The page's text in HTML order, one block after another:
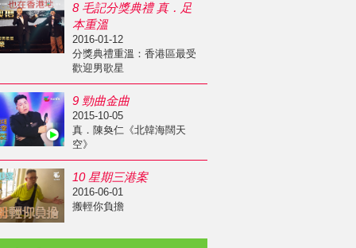
8 毛記分獎典禮 真．足
本重溫
2016-01-12
分獎典禮重溫：香港區最受
歡迎男歌星
9 勁曲金曲
2015-10-05
真．陳奐仁《北韓海闊天
空》
10 星期三港案
2016-06-01
搬輕你負擔